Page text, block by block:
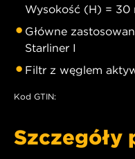
Wysokość (H) = 30
Główne
Starliner I
Filtr z węglem
Kod GTIN:
Szczegóły